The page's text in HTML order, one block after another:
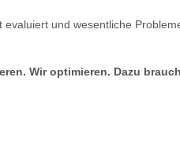
und wesentliche
Wir optimieren. Dazu